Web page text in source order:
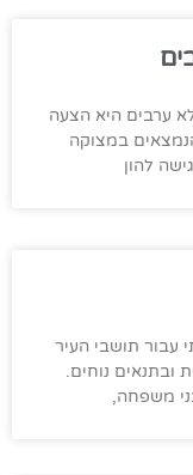
ערבים היא הצעה
במצוקה
להון
עבור תושבי העיר
ובתנאים נוחים.
משפחה,